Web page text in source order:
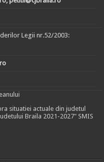
Legii nr.52/2003:
situatiei actuale din judetul
Braila 2021-2027" SMIS